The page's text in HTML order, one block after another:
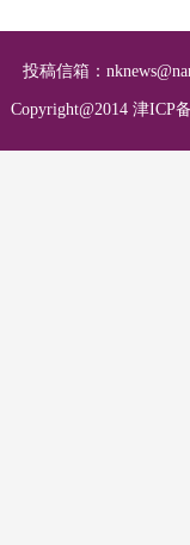
投稿信箱：
Copyright@2014 津ICP